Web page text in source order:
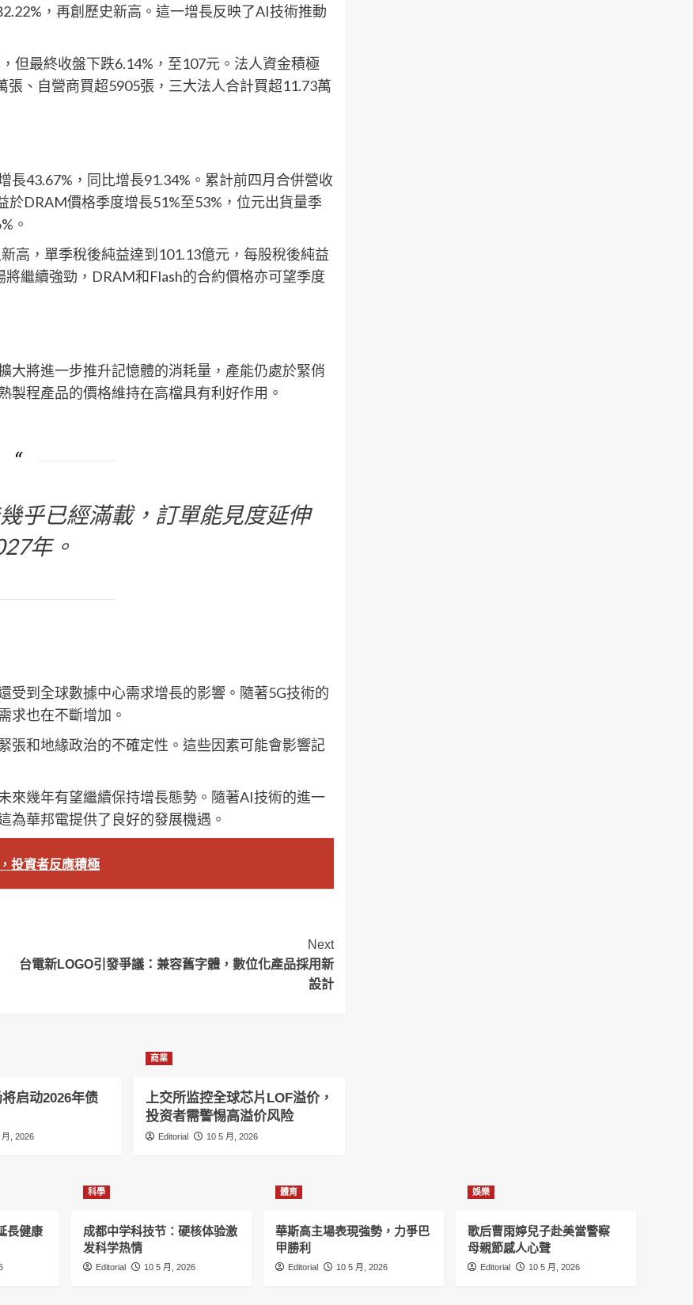
，再創歷史新高。這一增長反映了AI技術推動
但最終收盤下跌6.14%，至107元。法人資金積極
、自營商買超5905張，三大法人合計買超11.73萬
長43.67%，同比增長91.34%。累計前四月合併營收
DRAM價格季度增長51%至53%，位元出貨量季
。
高，單季稅後純益達到101.13億元，每股稅後純益
將繼續強勁，DRAM和Flash的合約價格亦可望季度
大將進一步推升記憶體的消耗量，產能仍處於緊俏
程產品的價格維持在高檔具有利好作用。
乎已經滿載，訂單能見度延伸
年。
受到全球數據中心需求增長的影響。隨著5G技術的
求也在不斷增加。
張和地緣政治的不確定性。這些因素可能會影響記
來幾年有望繼續保持增長態勢。隨著AI技術的進一
為華邦電提供了良好的發展機遇。
投資者反應積極
Next
台電新LOGO引發爭議：兼容舊字體，數位化產品採用新
設計
启动2026年债
月, 2026
商業
上交所监控全球芯片LOF溢价，
投资者需警惕高溢价风险
Editorial 10 5 月, 2026
長健康
科學
成都中学科技节：硬核体验激
发科学热情
Editorial 10 5 月, 2026
體育
華斯高主場表現強勢，力爭巴
甲勝利
Editorial 10 5 月, 2026
娛樂
歌后曹雨婷兒子赴美當警察
母親節感人心聲
Editorial 10 5 月, 2026